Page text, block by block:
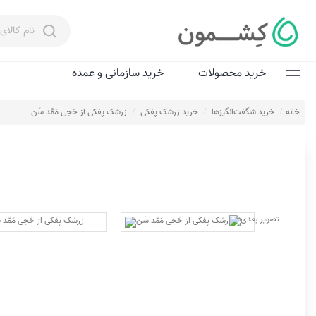
خرید محصولات
عرقیات و سرکه‌
خرید سازمانی و عمده
خانه خرید شگفت‌انگیزها خرید زرشک پفکی زرشک پفکی از حَجی مَمَّد سَن